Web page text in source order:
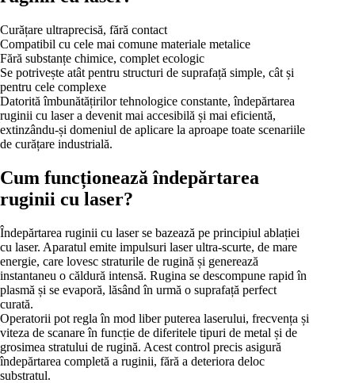
Curățare ultraprecisă, fără contact
Compatibil cu cele mai comune materiale metalice
Fără substanțe chimice, complet ecologic
Se potrivește atât pentru structuri de suprafață simple, cât și
pentru cele complexe
Datorită îmbunătățirilor tehnologice constante, îndepărtarea
ruginii cu laser a devenit mai accesibilă și mai eficientă,
extinzându-și domeniul de aplicare la aproape toate scenariile
de curățare industrială.
Cum funcționează îndepărtarea
ruginii cu laser?
Îndepărtarea ruginii cu laser se bazează pe principiul ablației
cu laser. Aparatul emite impulsuri laser ultra-scurte, de mare
energie, care lovesc straturile de rugină și generează
instantaneu o căldură intensă. Rugina se descompune rapid în
plasmă și se evaporă, lăsând în urmă o suprafață perfect
curată.
Operatorii pot regla în mod liber puterea laserului, frecvența și
viteza de scanare în funcție de diferitele tipuri de metal și de
grosimea stratului de rugină. Acest control precis asigură
îndepărtarea completă a ruginii, fără a deteriora deloc
substratul.